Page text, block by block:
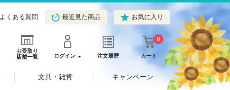
よくある質問 最近見た商品 お気に入り
お受取り
店舗一覧
ログイン 注文履歴 カート
0
文具・雑貨 キャンペーン